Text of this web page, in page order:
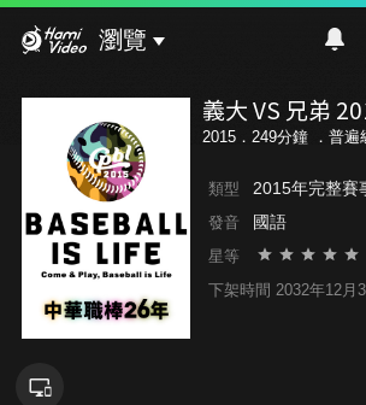
瀏覽
義大 VS 兄弟
2015．249分鐘 ． 普遍
類型 2015年完整賽
發音 國語
星等
下架時間 2032年12月